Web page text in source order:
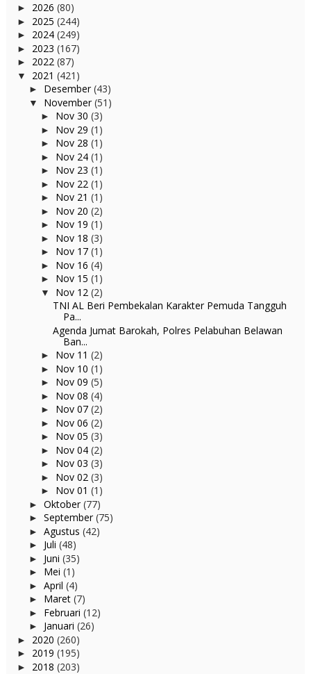
► 2026 (80)
► 2025 (244)
► 2024 (249)
► 2023 (167)
► 2022 (87)
▼ 2021 (421)
► Desember(43)
▼ November(51)
► Nov 30 (3)
► Nov 29 (1)
► Nov 28 (1)
► Nov 24 (1)
► Nov 23 (1)
► Nov 22 (1)
► Nov 21 (1)
► Nov 20 (2)
► Nov 19 (1)
► Nov 18 (3)
► Nov 17 (1)
► Nov 16 (4)
► Nov 15 (1)
▼ Nov 12 (2)
TNI AL Beri Pembekalan Karakter Pemuda Tangguh
Pa...
Agenda Jumat Barokah, Polres Pelabuhan Belawan
Ban...
► Nov 11 (2)
► Nov 10 (1)
► Nov 09 (5)
► Nov 08 (4)
► Nov 07 (2)
► Nov 06 (2)
► Nov 05 (3)
► Nov 04 (2)
► Nov 03 (3)
► Nov 02 (3)
► Nov 01 (1)
► Oktober(77)
► September(75)
► Agustus (42)
► Juli (48)
► Juni (35)
► Mei (1)
► April (4)
► Maret (7)
► Februari (12)
► Januari (26)
► 2020 (260)
► 2019 (195)
► 2018 (203)